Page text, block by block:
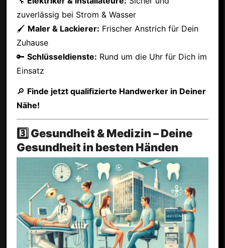
zuverlässig bei Strom & Wasser
🖌 Maler & Lackierer: Frischer Anstrich für Dein
Zuhause
🔑 Schlüsseldienste: Rund um die Uhr für Dich im
Einsatz
🔎 Finde jetzt qualifizierte Handwerker in Deiner
Nähe!
3️⃣ Gesundheit & Medizin – Deine
Gesundheit in besten Händen